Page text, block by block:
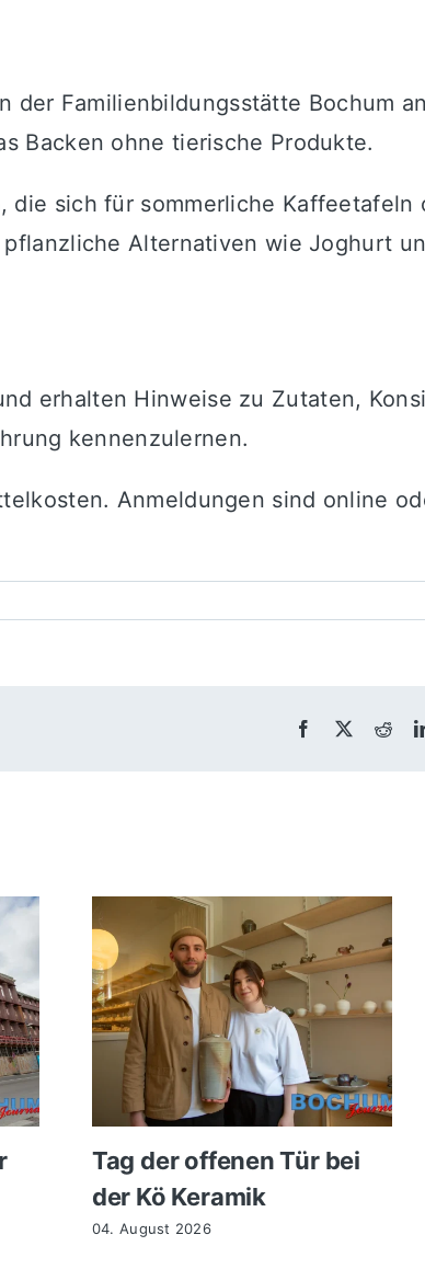
der Familienbildungsstätte Bochum
Backen ohne tierische Produkte.
sich für sommerliche Kaffeetafeln
Alternativen wie Joghurt
erhalten Hinweise zu Zutaten,
kennenzulernen.
Anmeldungen sind online
Tag der offenen Tür bei
der Kö Keramik
04. August 2026